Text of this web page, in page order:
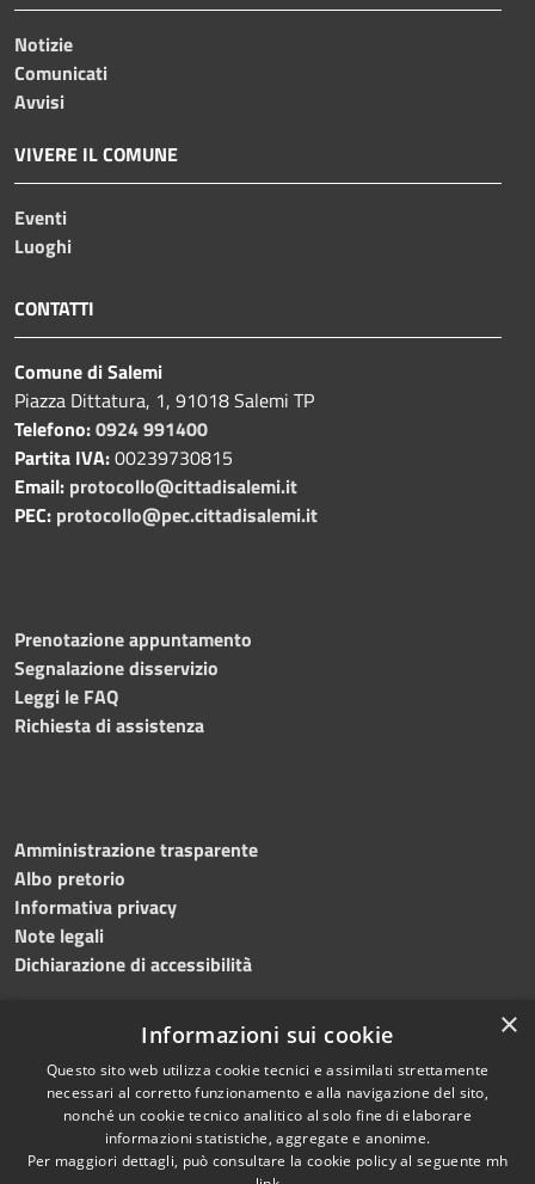
Notizie
Comunicati
Avvisi
VIVERE IL COMUNE
Eventi
Luoghi
CONTATTI
Comune di Salemi
Piazza Dittatura, 1, 91018 Salemi TP
Telefono:0924 991400
Partita IVA:00239730815
Email: protocollo@cittadisalemi.it
PEC: protocollo@pec.cittadisalemi.it
Prenotazione appuntamento
Segnalazione disservizio
Leggi le FAQ
Richiesta di assistenza
Amministrazione trasparente
Albo pretorio
Informativa privacy
Note legali
Dichiarazione di accessibilità
Accessibilità
Copyright © 2026 • Comune di
Salemi • Powered by
×
Informazioni sui cookie
Questo sito web utilizza cookie tecnici e assimilati strettamente
necessari al corretto funzionamento e alla navigazione del sito,
nonché un cookie tecnico analitico al solo fine di elaborare
informazioni statistiche, aggregate e anonime.
Per maggiori dettagli, può consultare la cookie policy al seguente mh